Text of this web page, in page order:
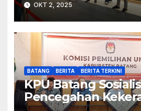
OKT 2, 2025
BATANG BERITA BERITA TERKINI
KPU Batang
Pencegahan